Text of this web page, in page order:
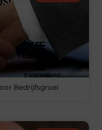
Bedrijfsgroei